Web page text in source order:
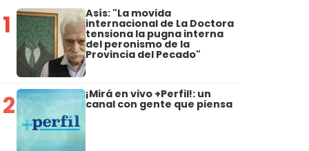
1 Asís: "La movida
internacional de La Doctora
tensiona la pugna interna
del peronismo de la
Provincia del Pecado"
2 ¡Mirá en vivo +Perfil!: un
canal con gente que piensa